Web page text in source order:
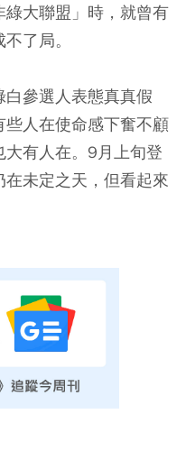
大聯盟」時，就曾有
了局。
參選人表態真真假
人在使命感下奮不顧
有人在。9月上旬登
未定之天，但看起來